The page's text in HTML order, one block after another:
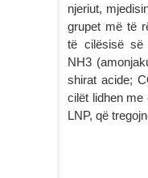
njeriut,
grupet më të
të cilësisë së
NH3
shirat acide;
cilët lidhen me
LNP, që